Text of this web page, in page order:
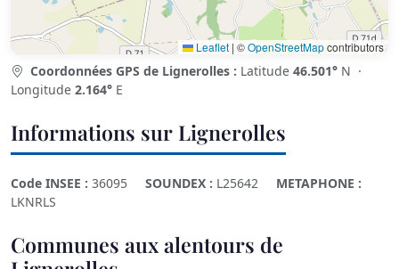
Leaflet | ©OpenStreetMapcontributors
Coordonnées GPS de Lignerolles : Latitude 46.501° N ·
Longitude 2.164° E
Informations sur Lignerolles
Code INSEE : 36095 SOUNDEX : L25642
METAPHONE :
LKNRLS
Communes aux alentours de